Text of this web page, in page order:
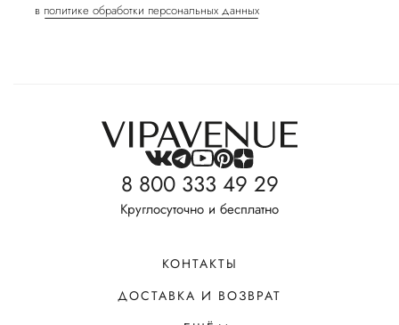
в политике обработки персональных данных
8 800 333 49 29
Круглосуточно и бесплатно
КОНТАКТЫ
ДОСТАВКА И ВОЗВРАТ